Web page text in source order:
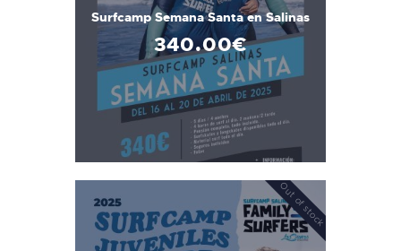
Surfcamp Semana Santa en Salinas
340.00€
Out of stock